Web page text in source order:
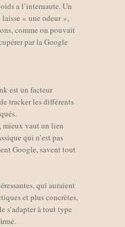
a l’internaute. Un
« une odeur »,
comme on pouvait
par la Google
est un facteur
tracker les différents
mieux vaut un lien
qui n’est pas
Google, savent tout
qui auraient
et plus concrètes,
s’adapter à tout type